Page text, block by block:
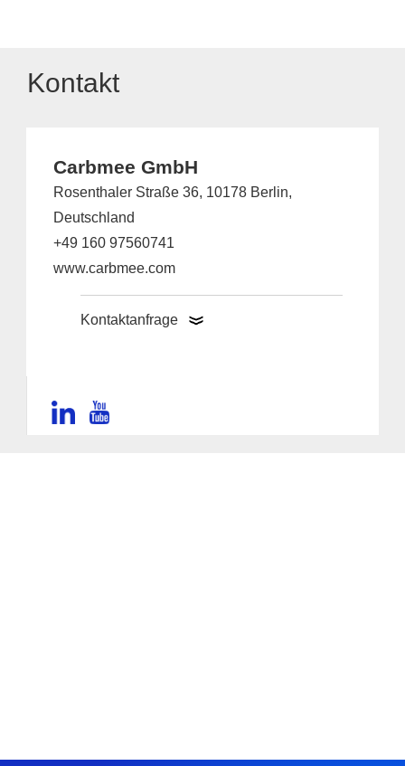
Kontakt
Carbmee GmbH
Rosenthaler Straße 36, 10178 Berlin,
Deutschland
+49 160 97560741
www.carbmee.com
Kontaktanfrage